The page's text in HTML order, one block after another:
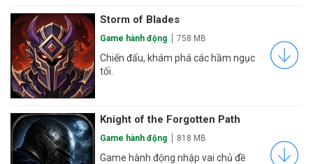
Storm of Blades
Game hành động 758 MB
Chiến đấu, khám phá các hầm ngục
tối.
Knight of the Forgotten Path
Game hành động 818 MB
Game hành động nhập vai chủ đề